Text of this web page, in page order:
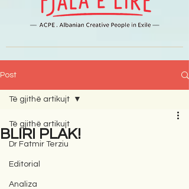
Post
Të gjithë artikujt
Dr Fatmir Terziu
Editorial
Analiza
Të gjithë artikujt
BLIRI PLAK!